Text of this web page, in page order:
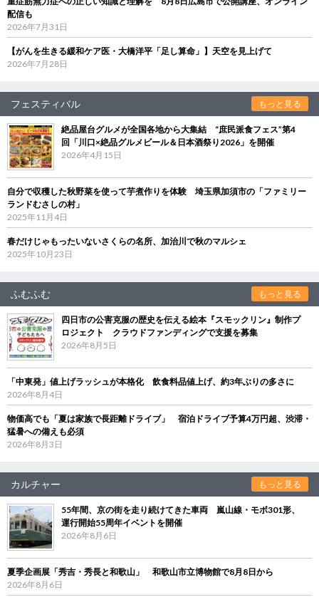
配信も
2026年7月31日
【がんを生きる緩和ケア医・大橋洋平「足し算命」】天空を見上げて
2026年7月28日
フェスティバル もっと見る
絶品屋台グルメが全国各地から大集結 “庶民派食フェス”第4
回「川口×絶品グルメビール＆日本酒祭り2026」を開催
2026年4月15日
自分で収穫した秋野菜を使って芋煮作りを体験 埼玉県加須市の「ファミリー
ランドむさしの村」
2025年11月4日
春だけじゃもったいないさくらの名所、加治川で秋のマルシェ
2025年10月23日
ふむふむ もっと見る
四日市の公害克服の歴史を伝える絵本『スモックリン』制作プ
ロジェクト クラウドファンディングで支援を募集
2026年8月5日
「中東発」値上げラッシュが本格化 飲食料品値上げ、約3年ぶりの多さに
2026年8月4日
物価高でも「夏は家族で長距離ドライブ」 宿泊ドライブ予算4万円超、渋滞・
猛暑への備えも必須
2026年8月3日
カルチャー もっと見る
55年間、京の街を走り続けてきた車両 嵐山線・モボ301形、
運行開始55周年イベントを開催
2026年8月6日
夏季企画展「秀吉・秀長と和歌山」 和歌山市立博物館で8月8日から
2026年8月6日